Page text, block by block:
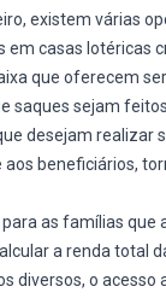
existem várias
em casas lotéricas
que oferecem
saques sejam
desejam realizar
beneficiários,
as famílias que
a renda total
diversos, o